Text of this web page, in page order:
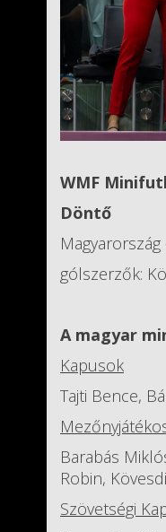
WMF
Döntő
gólszerzők:
A magyar
Kapusok
Tajti Bence,
Barabás
Robin,
Szövetségi